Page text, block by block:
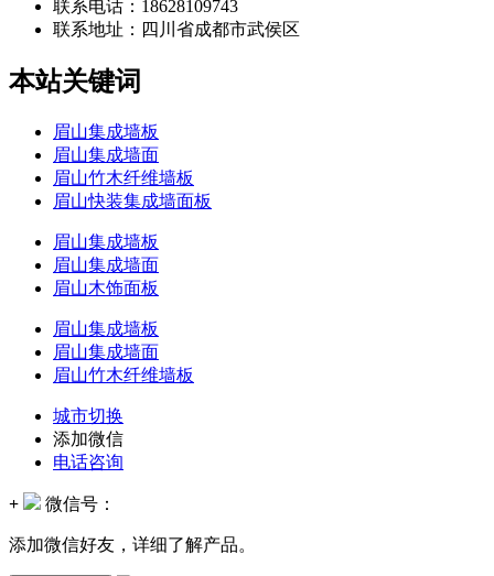
联系电话：18628109743
联系地址： 四川省成都市武侯区
本站关键词
眉山集成墙板
眉山集成墙面
眉山竹木纤维墙板
眉山快装集成墙面板
眉山集成墙板
眉山集成墙面
眉山木饰面板
眉山集成墙板
眉山集成墙面
眉山竹木纤维墙板
城市切换
添加微信
电话咨询
+ 微信号：
添加微信好友，详细了解产品。